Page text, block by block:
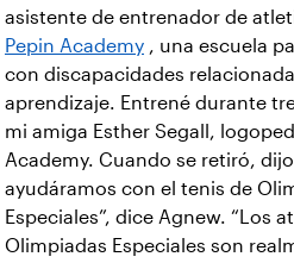
asistente de entrenador de
Pepin Academy , una escuela
con discapacidades
aprendizaje. Entrené durante
mi amiga Esther Segall,
Academy. Cuando se retiró,
ayudáramos con el tenis de
Especiales”, dice Agnew. “Los
Olimpiadas Especiales son